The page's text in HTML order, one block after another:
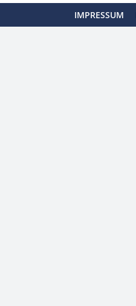
IMPRESSUM